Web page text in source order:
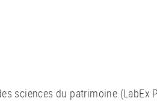
sciences du patrimoine (LabEx